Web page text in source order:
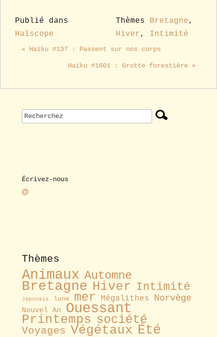
Publié dans
Haïscope
Thèmes Bretagne,
Hiver , Intimité
« Haïku #137 : Passent sur nos corps
Haïku #1601 : Grotte forestière »
Écrivez-nous
Thèmes
Animaux Automne
Bretagne Hiver Intimité
Japonais lune mer Mégalithes Norvège
Nouvel An Ouessant
Printemps société
Voyages Végétaux Été